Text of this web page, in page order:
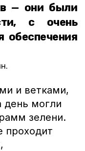
— они были
с очень
и ветками,
день могли
зелени.
проходит